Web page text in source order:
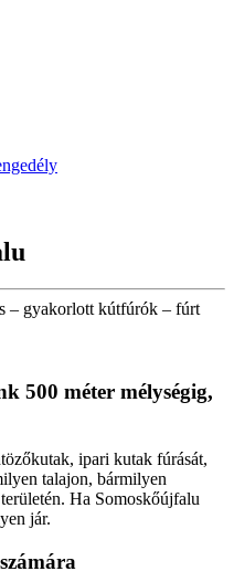
– gyakorlott kútfúrók – fúrt
500 méter mélységig,
ipari kutak fúrását,
talajon, bármilyen
Ha Somoskőújfalu
jár.